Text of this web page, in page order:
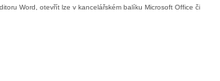
Word, otevřít lze v kancelářském balíku Microsoft Office či